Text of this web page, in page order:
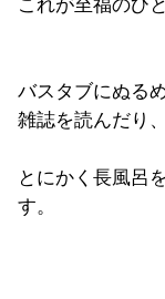
これが至福のひ
バスタブにぬる
雑誌を読んだり
とにかく長風呂
す。